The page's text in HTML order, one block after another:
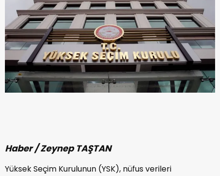
Haber / Zeynep TAŞTAN
Yüksek Seçim Kurulunun (YSK), nüfus verileri